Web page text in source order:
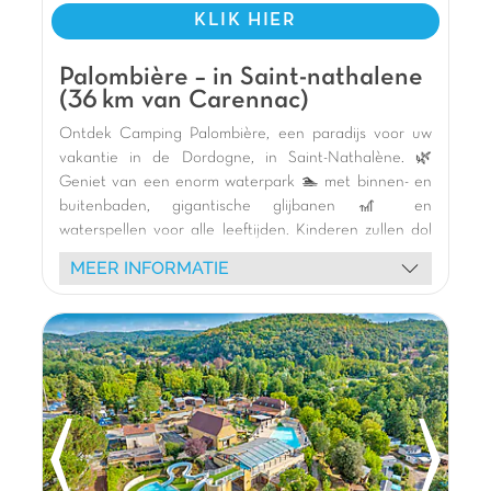
KLIK HIER
Palombière – in Saint-nathalene
(36 km van Carennac)
Ontdek Camping Palombière, een paradijs voor uw
vakantie in de Dordogne, in Saint-Nathalène. 🌿
Geniet van een enorm waterpark 🏊 met binnen- en
buitenbaden, gigantische glijbanen 🎢 en
waterspellen voor alle leeftijden. Kinderen zullen dol
zijn op het speelkasteel en de diverse animatie. 🥳
Verblijf in onze comfortabele houten stacaravans 🏕️
tafeltennis, minigolf en jeu de boules. De camping
biedt levendige avonden, shows en schuimfeesten. 🤩
Verken de schatten van de Périgord Noir: Sarlat-la-
Canéda, La Roque-Gageac en Beynac-et-Cazenac
liggen vlakbij. Een onvergetelijke ervaring wacht op u!
De mening van Jasmijn
MEER INFORMATIE